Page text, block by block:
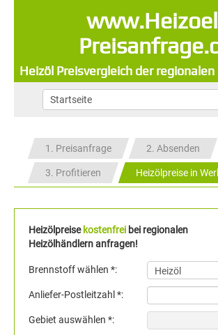
Heizöl Preisvergleich der
1. Preisanfrage 2. Absenden
3. Profitieren Heizölpreise in Werl
Heizölpreise kostenfrei bei regionalen
Heizölhändlern anfragen!
Brennstoff wählen *:
Anliefer-Postleitzahl *:
Gebiet auswählen *: